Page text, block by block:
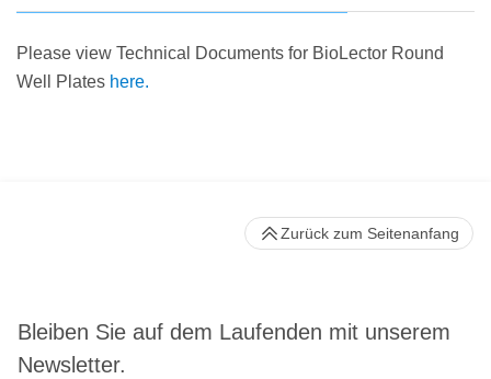
Please view Technical Documents for BioLector Round
Well Plates here.
Bleiben Sie auf dem Laufenden mit unserem
Newsletter.
Zurück zum Seitenanfang